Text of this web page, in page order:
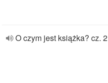
O czym jest książka? cz. 2